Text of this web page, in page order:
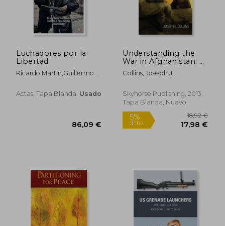
5% 22,90 € 5%
dcto.
Luchadores por la
Libertad
Ricardo Martin,Guillermo A.
Szilagy
Actas, Tapa Blanda, Usado
Understanding the
War in Afghanistan: A
Guide to the Land,
the People, and the
Collins, Joseph J.
Skyhorse Publishing, 2013,
Tapa Blanda, Nuevo